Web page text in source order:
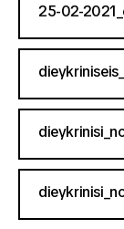
25-02-